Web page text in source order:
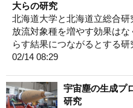
大らの研究
北海道大学と北海道立総合
放流対象種を増やす効果は
らす結果につながるとする研
02/14 08:29
宇宙塵の生成プ
研究